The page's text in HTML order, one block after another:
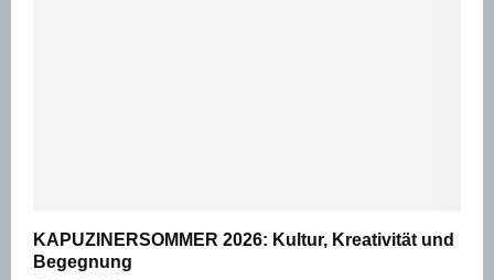
KAPUZINERSOMMER 2026: Kultur, Kreativität und
Begegnung